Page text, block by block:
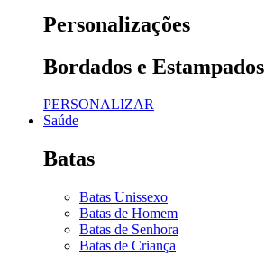
Personalizações
Bordados e Estampados
PERSONALIZAR
Saúde
Batas
Batas Unissexo
Batas de Homem
Batas de Senhora
Batas de Criança